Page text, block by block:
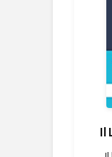
Il